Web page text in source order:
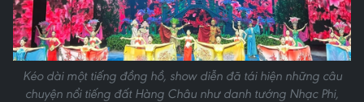
Kéo dài một tiếng đồng hồ, show diễn đã tái hiện những câu
chuyện nổi tiếng đất Hàng Châu như danh tướng Nhạc Phi,